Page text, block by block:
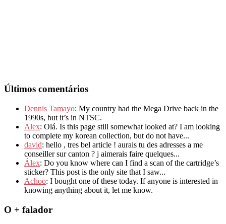
Últimos comentários
Dennis Tamayo: My country had the Mega Drive back in the
1990s, but it’s in NTSC.
Alex: Olá. Is this page still somewhat looked at? I am looking
to complete my korean collection, but do not have...
david: hello , tres bel article ! aurais tu des adresses a me
conseiller sur canton ? j aimerais faire quelques...
Álex: Do you know where can I find a scan of the cartridge’s
sticker? This post is the only site that I saw...
Achoo: I bought one of these today. If anyone is interested in
knowing anything about it, let me know.
O + falador